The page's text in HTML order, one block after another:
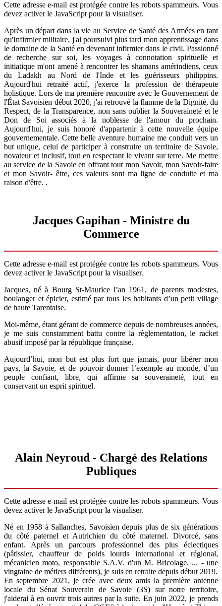
Cette adresse e-mail est protégée contre les robots spammeurs. Vous
devez activer le JavaScript pour la visualiser.
Après un départ dans la vie au Service de Santé des Armées en tant
qu'Infirmier militaire, j'ai poursuivi plus tard mon apprentissage dans
le domaine de la Santé en devenant infirmier dans le civil. Passionné
de recherche sur soi, les voyages à connotation spirituelle et
initiatique m'ont amené à rencontrer les shamans amérindiens, ceux
du Ladakh au Nord de l'Inde et les guérisseurs philippins.
Aujourd'hui retraité actif, j'exerce la profession de thérapeute
holistique. Lors de ma première rencontre avec le Gouvernement de
l'État Savoisien début 2020, j'ai retrouvé la flamme de la Dignité, du
Respect, de la Transparence, non sans oublier la Souveraineté et le
Don de Soi associés à la noblesse de l'amour du prochain.
Aujourd'hui, je suis honoré d'appartenir à cette nouvelle équipe
gouvernementale. Cette belle aventure humaine me conduit vers un
but unique, celui de participer à construire un territoire de Savoie,
novateur et inclusif, tout en respectant le vivant sur terre. Me mettre
au service de la Savoie en offrant tout mon Savoir, mon Savoir-faire
et mon Savoir- être, ces valeurs sont ma ligne de conduite et ma
raison d'être. .
Jacques Gapihan - Ministre du
Commerce
Cette adresse e-mail est protégée contre les robots spammeurs. Vous
devez activer le JavaScript pour la visualiser.
Jacques, né à Bourg St-Maurice l’an 1961, de parents modestes,
boulanger et épicier, estimé par tous les habitants d’un petit village
de haute Tarentaise.
Moi-même, étant gérant de commerce depuis de nombreuses années,
je me suis constamment battu contre la règlementation, le racket
abusif imposé par la république française.
Aujourd’hui, mon but est plus fort que jamais, pour libérer mon
pays, la Savoie, et de pouvoir donner l’exemple au monde, d’un
peuple confiant, libre, qui affirme sa souveraineté, tout en
conservant un esprit spirituel.
Alain Neyroud - Chargé des Relations
Publiques
Cette adresse e-mail est protégée contre les robots spammeurs. Vous
devez activer le JavaScript pour la visualiser.
Né en 1958 à Sallanches, Savoisien depuis plus de six générations
du côté paternel et Autrichien du côté maternel. Divorcé, sans
enfant. Après un parcours professionnel des plus éclectiques
(pâtissier, chauffeur de poids lourds international et régional,
mécanicien moto, responsable S.A.V. d'un M. Bricolage, ... - une
vingtaine de métiers différents), je suis en retraite depuis début 2019.
En septembre 2021, je crée avec deux amis la première antenne
locale du Sénat Souverain de Savoie (3S) sur notre territoire,
j'aiderai à en ouvrir trois autres par la suite. En juin 2022, je prends